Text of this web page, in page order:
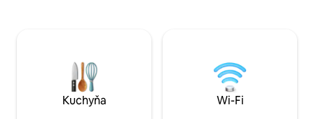
stojaci dom, 2 lôžka (manželská posteľ
a dve samostatné lôžka), veľká obývacia
izba a viacúčelová miestnosť. Ponúka
ubytovanie pre 4 osoby (až 6 osôb).
Priestranný areál plný stromov len
pohodlie.
letiska,
mesta, pričom
na pokojnom a
Kuchyňa Wi-Fi